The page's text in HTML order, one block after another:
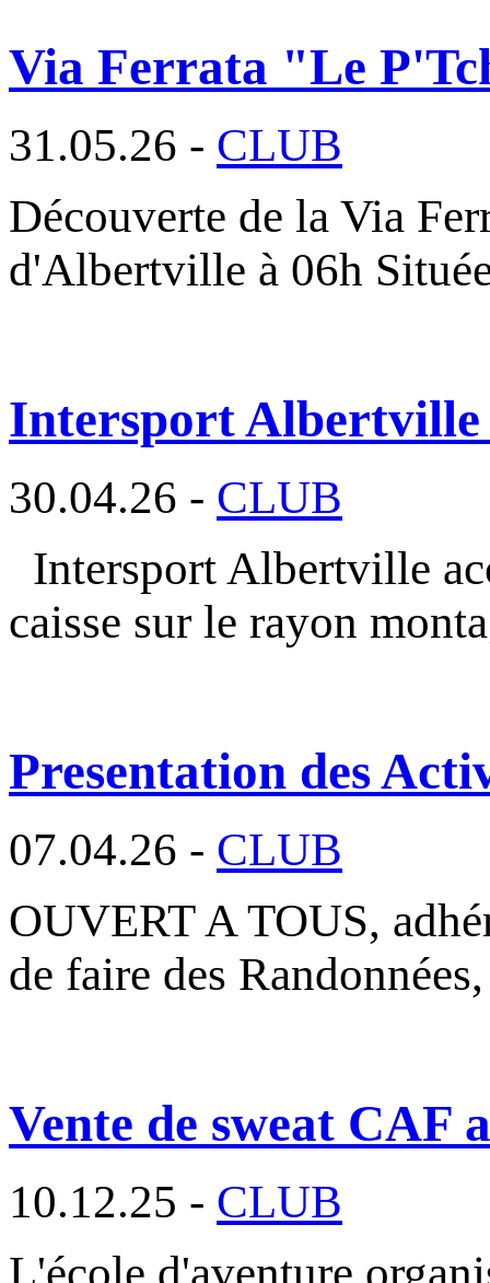
Via Ferrata "Le
31.05.26 - CLUB
Découverte de la Via
d'Albertville à 06h
Intersport Albertville
30.04.26 - CLUB
Intersport Albertville
caisse sur le rayon
Presentation des
07.04.26 - CLUB
OUVERT A TOUS,
de faire des
Vente de sweat CAF
10.12.25 - CLUB
L'école d'aventure